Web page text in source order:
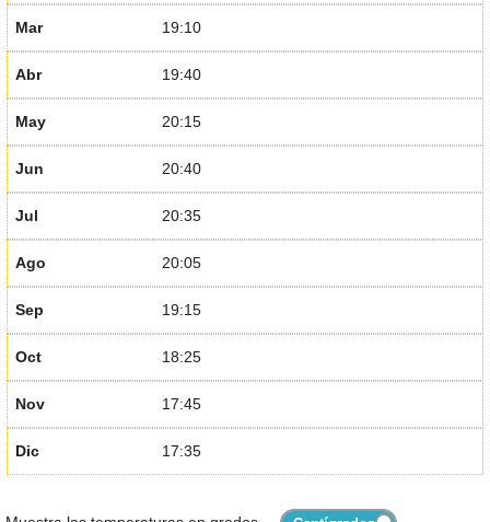
Mar 19:10
Abr 19:40
May 20:15
Jun 20:40
Jul 20:35
Ago 20:05
Sep 19:15
Oct 18:25
Nov 17:45
Dic 17:35